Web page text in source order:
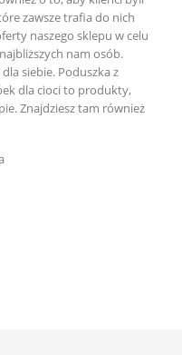
zawsze trafia do nich
naszego sklepu w celu
nam osób.
siebie. Poduszka z
dla cioci to produkty,
Znajdziesz tam również